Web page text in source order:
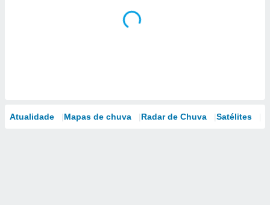
Atualidade Mapas de chuva Radar de Chuva Satélites